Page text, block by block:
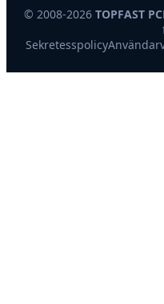
© 2008-2026 TOPFAST
Sekretesspolicy